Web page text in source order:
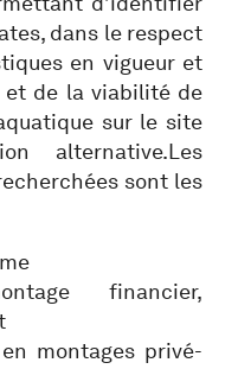
dans le respect
en vigueur et
de la viabilité de
sur le site
alternative.Les
sont les
financier,
montages privé-